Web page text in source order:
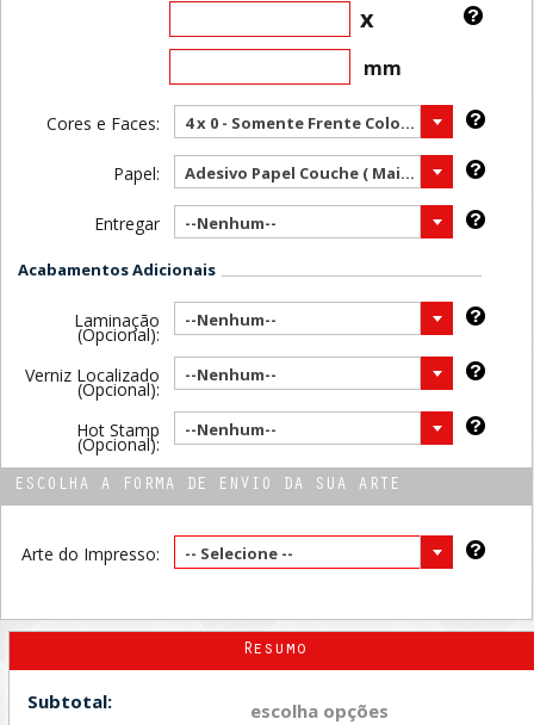
x
mm
Cores e Faces: 4 x 0 - Somente Frente Color ( Mais vendido )
Papel: Adesivo Papel Couche ( Mais vendido )
Entregar --Nenhum--
Acabamentos Adicionais
Laminação
(Opcional):
--Nenhum--
Verniz Localizado
(Opcional):
--Nenhum--
Hot Stamp
(Opcional):
--Nenhum--
ESCOLHA A FORMA DE ENVIO DA SUA ARTE
Arte do Impresso: -- Selecione --
Resumo
Subtotal: escolha opções